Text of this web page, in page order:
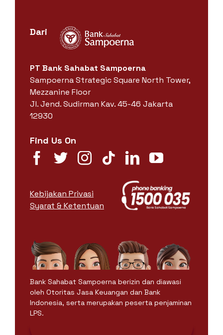
Dari
PT Bank Sahabat Sampoerna
Sampoerna Strategic Square North Tower,
Mezzanine Floor
Jl. Jend. Sudirman Kav. 45-46 Jakarta
12930
Find Us On
Kebijakan Privasi
Syarat & Ketentuan
Bank Sahabat Sampoerna berizin dan diawasi
oleh Otoritas Jasa Keuangan dan Bank
Indonesia, serta merupakan peserta penjaminan
LPS.